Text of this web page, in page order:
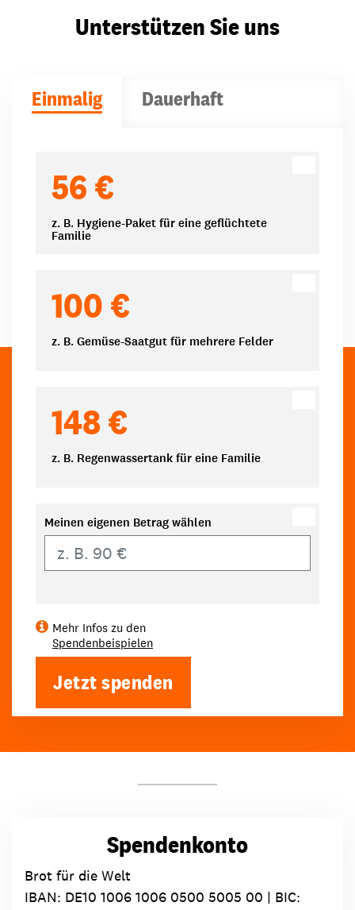
Unterstützen Sie uns
Einmalig Dauerhaft
56 €
z. B. Hygiene-Paket für eine geflüchtete
Familie
100 €
z. B. Gemüse-Saatgut für mehrere Felder
148 €
z. B. Regenwassertank für eine Familie
Meinen eigenen Betrag wählen
Mehr Infos zu den
Spendenbeispielen
Jetzt spenden
Spendenkonto
Brot für die Welt
IBAN: DE10 1006 1006 0500 5005 00 | BIC: